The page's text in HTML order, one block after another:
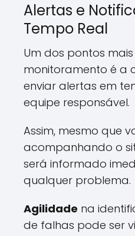
Alertas e
Tempo Real
Um dos pontos
monitoramento é a
enviar alertas em
equipe responsável.
Assim, mesmo que
acompanhando o
será informado
qualquer problema.
Agilidade na
de falhas pode ser